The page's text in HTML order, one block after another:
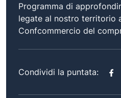
Programma di
legate al nostro territorio
Confcommercio del
Condividi la puntata: